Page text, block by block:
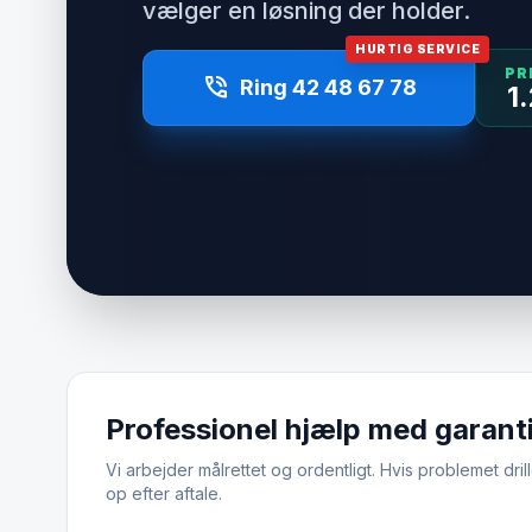
vælger en løsning der holder.
HURTIG SERVICE
phone_in_talk Ring 42 48 67 78
Professionel hjælp med garanti
Vi arbejder målrettet og ordentligt. Hvis problemet
op efter aftale.